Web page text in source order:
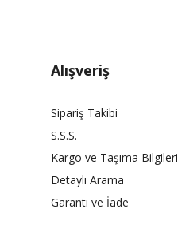
Alışveriş
Sipariş Takibi
S.S.S.
Kargo ve Taşıma Bilgileri
Detaylı Arama
Garanti ve İade